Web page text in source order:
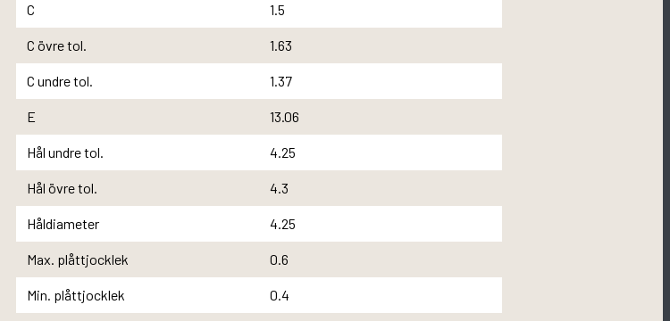
C 1.5
C övre tol. 1.63
C undre tol. 1.37
E 13.06
Hål undre tol. 4.25
Hål övre tol. 4.3
Håldiameter 4.25
Max. plåttjocklek 0.6
Min. plåttjocklek 0.4